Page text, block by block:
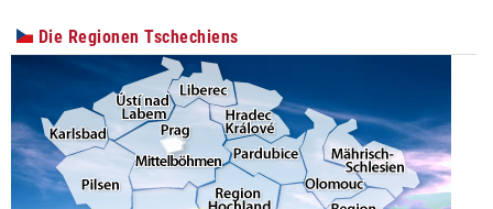
Die Regionen Tschechiens